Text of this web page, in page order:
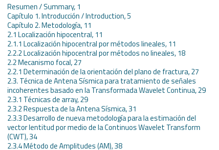
Resumen / Summary, 1
Capítulo 1. Introducción / Introduction, 5
Capítulo 2. Metodología, 11
2.1 Localización hipocentral, 11
2.1.1 Localización hipocentral por métodos lineales, 11
2.2.2 Localización hipocentral por métodos no lineales, 18
2.2 Mecanismo focal, 27
2.2.1 Determinación de la orientación del plano de fractura, 27
2.3. Técnica de Antena Sísmica para tratamiento de señales
incoherentes basado en la Transformada Wavelet Continua, 29
2.3.1 Técnicas de array, 29
2.3.2 Respuesta de la Antena Sísmica, 31
2.3.3 Desarrollo de nueva metodología para la estimación del
vector lentitud por medio de la Continuos Wavelet Transform
(CWT), 34
2.3.4 Método de Amplitudes (AM), 38